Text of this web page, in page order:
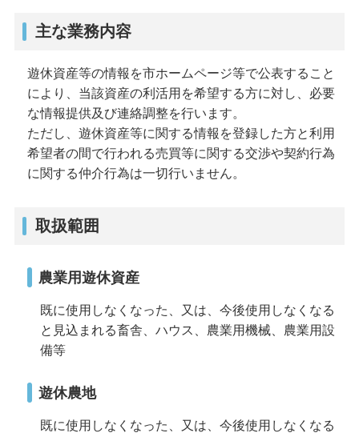
主な業務内容
遊休資産等の情報を市ホームページ等で公表すること
により、当該資産の利活用を希望する方に対し、必要
な情報提供及び連絡調整を行います。
ただし、遊休資産等に関する情報を登録した方と利用
希望者の間で行われる売買等に関する交渉や契約行為
に関する仲介行為は一切行いません。
取扱範囲
農業用遊休資産
既に使用しなくなった、又は、今後使用しなくなる
と見込まれる畜舎、ハウス、農業用機械、農業用設
備等
遊休農地
既に使用しなくなった、又は、今後使用しなくなる